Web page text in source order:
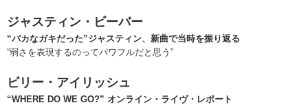
ジャスティン・ビーバー
“バカなガキだった”ジャスティン、新曲で当時を振り返る
“弱さを表現するのってパワフルだと思う”
ビリー・アイリッシュ
“WHERE DO WE GO?” オンライン・ライヴ・レポート